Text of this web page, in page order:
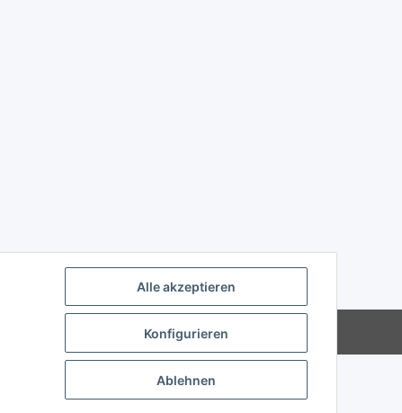
Alle akzeptieren
Konfigurieren
Ablehnen
Powered by